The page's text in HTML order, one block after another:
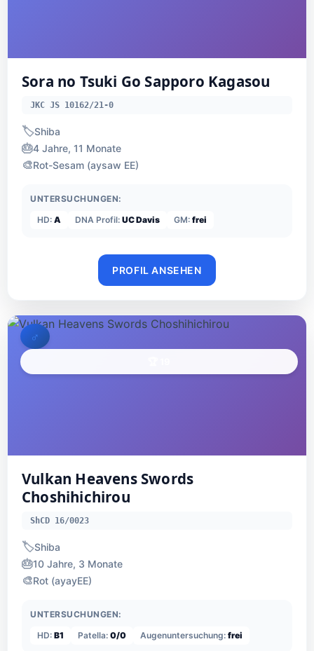
Sora no Tsuki Go Sapporo Kagasou
JKC JS 10162/21-0
🏷️Shiba
🎂4 Jahre, 11 Monate
🎨Rot-Sesam (aysaw EE)
UNTERSUCHUNGEN:
HD: A DNA Profil: UC Davis GM: frei
PROFIL ANSEHEN
♂
Vulkan Heavens Swords
Choshihichirou
ShCD 16/0023
🏷️Shiba
🎂10 Jahre, 3 Monate
🎨Rot (ayayEE)
UNTERSUCHUNGEN:
HD: B1 Patella: 0/0 Augenuntersuchung: frei